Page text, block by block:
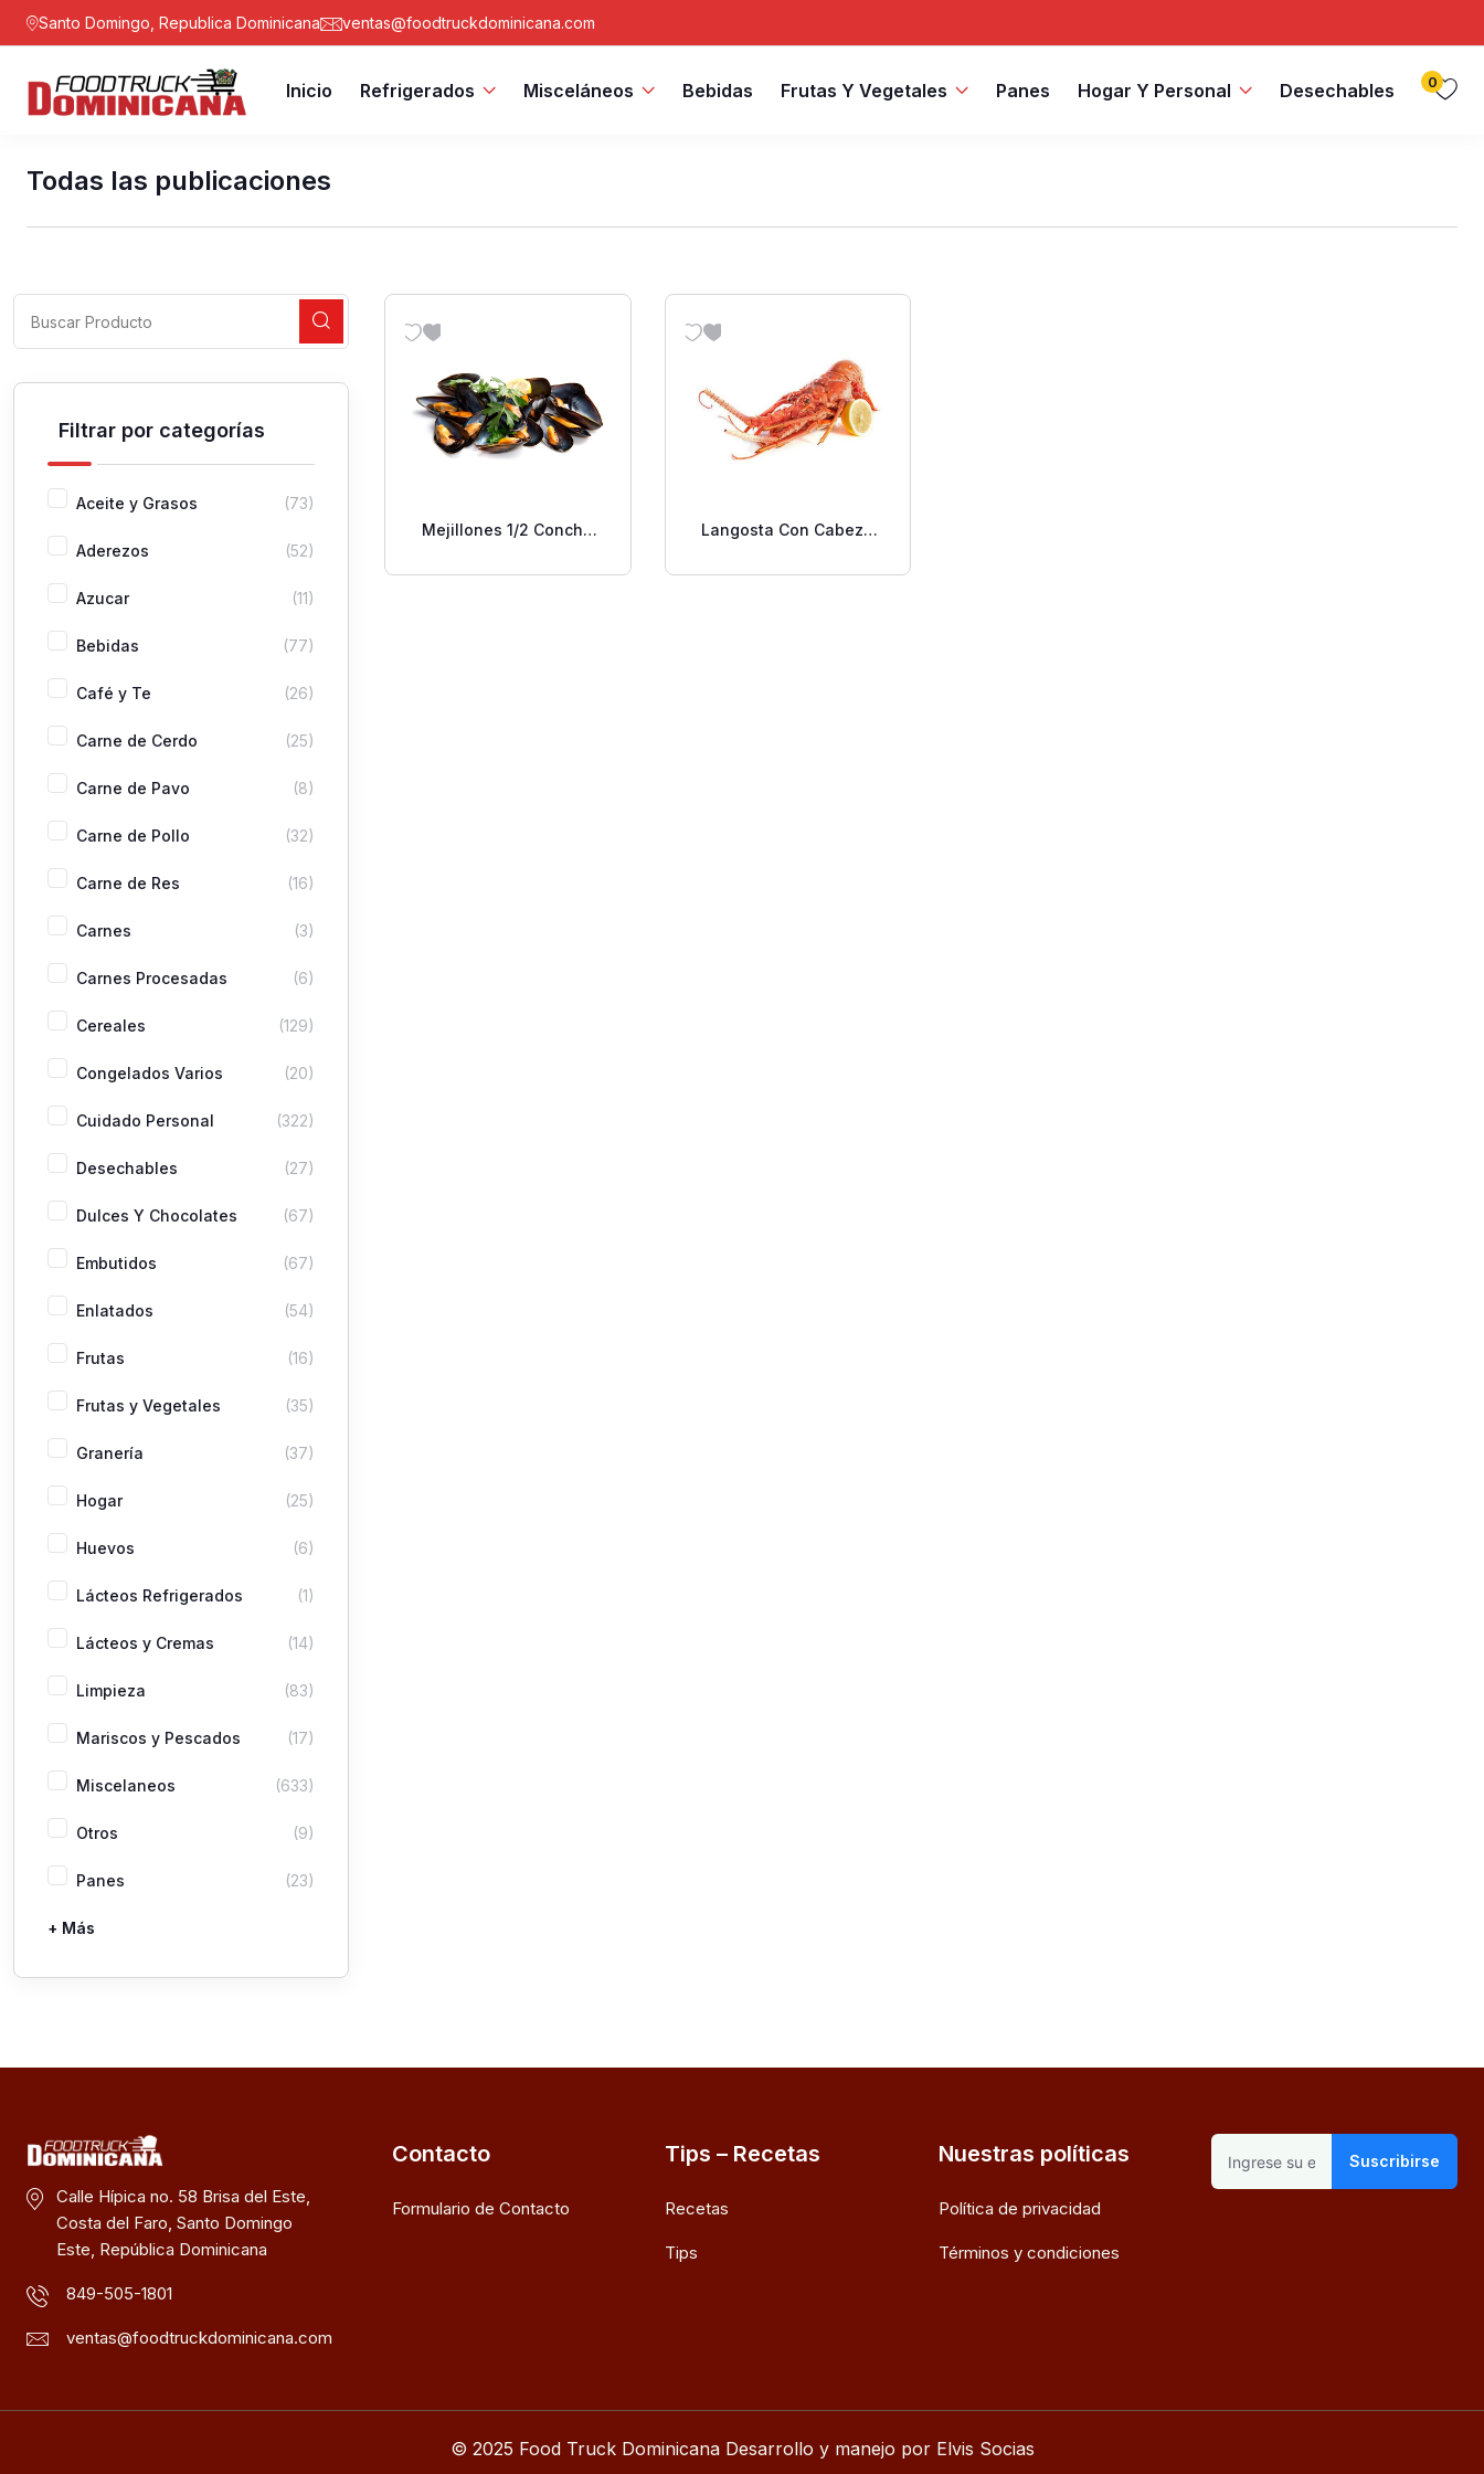
Santo Domingo, Republica Dominicana ventas@foodtruckdominicana.com
Inicio Refrigerados Misceláneos Bebidas Frutas Y Vegetales Panes Hogar Y Personal Desechables 0
Todas las publicaciones
Filtrar por categorías
Aceite y Grasos (73)
Aderezos (52)
Azucar (11)
Bebidas (77)
Café y Te (26)
Carne de Cerdo (25)
Carne de Pavo (8)
Carne de Pollo (32)
Carne de Res (16)
Carnes (3)
Carnes Procesadas (6)
Cereales (129)
Congelados Varios (20)
Cuidado Personal (322)
Desechables (27)
Dulces Y Chocolates (67)
Embutidos (67)
Enlatados (54)
Frutas (16)
Frutas y Vegetales (35)
Granería (37)
Hogar (25)
Huevos (6)
Lácteos Refrigerados (1)
Lácteos y Cremas (14)
Limpieza (83)
Mariscos y Pescados (17)
Miscelaneos (633)
Otros (9)
Panes (23)
Pastas
Picaderas
Sazones y Salsas
Vegetales
+ Más
Mejillones 1/2 Concha
Langosta Con Cabeza
Calle Hípica no. 58 Brisa del Este,
Costa del Faro, Santo Domingo
Este, República Dominicana
849-505-1801
ventas@foodtruckdominicana.com
Contacto
Formulario de Contacto
Tips – Recetas
Recetas
Tips
Nuestras políticas
Política de privacidad
Términos y condiciones
Suscribirse
© 2025 Food Truck Dominicana Desarrollo y manejo por Elvis Socias